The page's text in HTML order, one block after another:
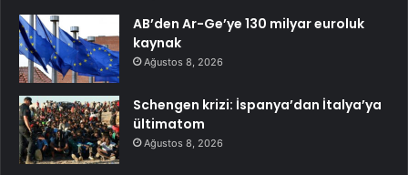
AB’den Ar-Ge’ye 130 milyar euroluk
kaynak
Ağustos 8, 2026
Schengen krizi: İspanya’dan İtalya’ya
ültimatom
Ağustos 8, 2026